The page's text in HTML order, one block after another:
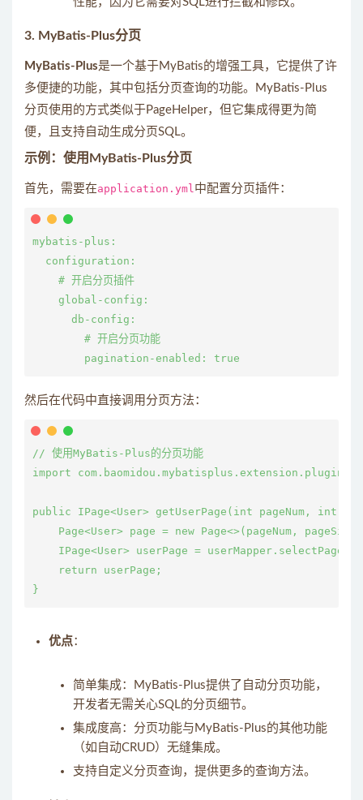
3. MyBatis-Plus分页
MyBatis-Plus是一个基于MyBatis的增强工具，它提供了许
多便捷的功能，其中包括分页查询的功能。MyBatis-Plus
分页使用的方式类似于PageHelper，但它集成得更为简
便，且支持自动生成分页SQL。
示例：使用MyBatis-Plus分页
首先，需要在application.yml中配置分页插件：
mybatis-plus:
  configuration:
    # 开启分页插件
    global-config:
      db-config:
        # 开启分页功能
然后在代码中直接调用分页方法：
// 使用MyBatis-Plus的分页功能
import
public IPage<User> getUserPage(int pageNum, int
Page<User> page = new Page<>(pageNum,
IPage<User> userPage =
    return userPage;
优点：
简单集成：MyBatis-Plus提供了自动分页功能，
开发者无需关心SQL的分页细节。
集成度高：分页功能与MyBatis-Plus的其他功能
（如自动CRUD）无缝集成。
支持自定义分页查询，提供更多的查询方法。